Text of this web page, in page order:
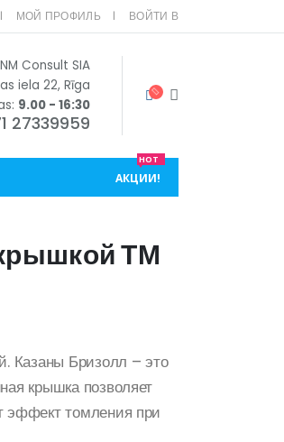
МОЙ ПРОФИЛЬ ВОЙТИ В
Consult SIA
iela 22, Rīga
9.00 - 16:30
27339959
АКЦИИ!
HOT
ТМ
Казаны Бризолл – это
крышка позволяет
эффект томления при